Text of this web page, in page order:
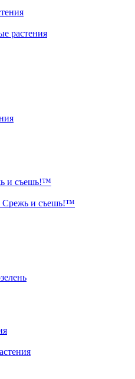
растения
и съешь!™
Срежь и съешь!™